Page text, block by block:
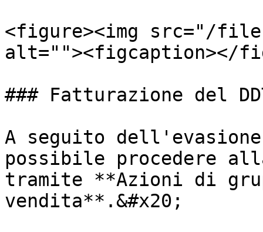
<figure><img src="/files/
alt=""><figcaption></
### Fatturazione del
A seguito
possibile procedere
tramite **Azioni di
vendita**.&#x20;